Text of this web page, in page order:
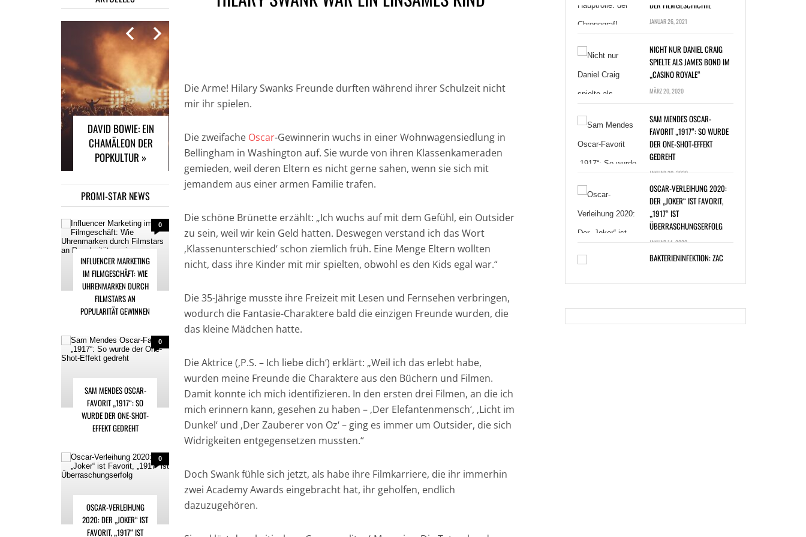
DAVID BOWIE: EIN
CHAMÄLEON DER
POPKULTUR »
MARKETING IM
FILMGESCHÄFT: WIE
UHRENMARKEN
AN POPULARITÄT
GEWINNEN »
UHREN IN DER
FILMGESCHICHTE »
NACHHALTIGE
HAARPFLEGE »
NICHT NUR DANIEL
CRAIG SPIELTE ALS
JAMES BOND IM
„CASINO ROYALE“ »
PROMI-STAR NEWS
0
INFLUENCER MARKETING
IM FILMGESCHÄFT: WIE
UHRENMARKEN DURCH
FILMSTARS AN
POPULARITÄT GEWINNEN
0
SAM MENDES OSCAR-
FAVORIT „1917“: SO
WURDE DER ONE-SHOT-
EFFEKT GEDREHT
0
OSCAR-VERLEIHUNG
2020: DER „JOKER“ IST
FAVORIT, „1917“ IST
Die Arme! Hilary Swanks Freunde durften während ihrer Schulzeit nicht
mir ihr spielen.
Die zweifache Oscar-Gewinnerin wuchs in einer Wohnwagensiedlung in
Bellingham in Washington auf. Sie wurde von ihren Klassenkameraden
gemieden, weil deren Eltern es nicht gerne sahen, wenn sie sich mit
jemandem aus einer armen Familie trafen.
Die schöne Brünette erzählt: „Ich wuchs auf mit dem Gefühl, ein Outsider
zu sein, weil wir kein Geld hatten. Deswegen verstand ich das Wort
‚Klassenunterschied‘ schon ziemlich früh. Eine Menge Eltern wollten
nicht, dass ihre Kinder mit mir spielten, obwohl es den Kids egal war.“
Die 35-Jährige musste ihre Freizeit mit Lesen und Fernsehen verbringen,
wodurch die Fantasie-Charaktere bald die einzigen Freunde wurden, die
das kleine Mädchen hatte.
Die Aktrice (‚P.S. – Ich liebe dich‘) erklärt: „Weil ich das erlebt habe,
wurden meine Freunde die Charaktere aus den Büchern und Filmen.
Damit konnte ich mich identifizieren. In den ersten drei Filmen, an die ich
mich erinnern kann, gesehen zu haben – ‚Der Elefantenmensch‘, ‚Licht im
Dunkel‘ und ‚Der Zauberer von Oz‘ – ging es immer um Outsider, die sich
Widrigkeiten entgegensetzen mussten.“
Doch Swank fühle sich jetzt, als habe ihre Filmkarriere, die ihr immerhin
zwei Academy Awards eingebracht hat, ihr geholfen, endlich
dazuzugehören.
NICHT NUR DANIEL CRAIG
SPIELTE ALS JAMES BOND IM
MÄRZ 20, 2020
SAM MENDES OSCAR-
FAVORIT „1917“: SO WURDE
GEDREHT
JANUAR 20, 2020
OSCAR-VERLEIHUNG 2020:
DER „JOKER“ IST FAVORIT,
„1917“ IST
ÜBERRASCHUNGSERFOLG
JANUAR 14, 2020
BAKTERIENINFEKTION: ZAC
EFRON BEI DREHARBEITEN
ERKRANKT
DEZEMBER 30, 2019